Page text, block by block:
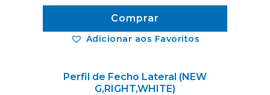
Adicionar aos Favoritos
Comprar
Perfil de Fecho Lateral (NEW
G,RIGHT,WHITE)